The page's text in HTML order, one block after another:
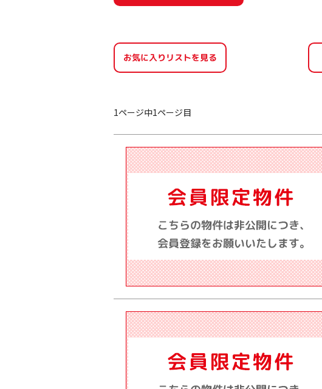
お気に入りリストを見る
1ページ中1ページ目